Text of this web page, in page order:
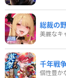
総裁の
美麗なキ
千年戦
個性豊か